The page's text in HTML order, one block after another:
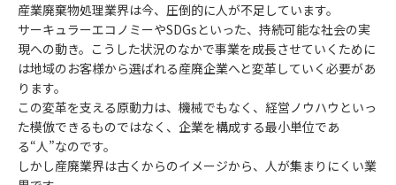
産業廃棄物処理業界は今、圧倒的に人が不足しています。
サーキュラーエコノミーやSDGsといった、持続可能な社会の実
現への動き。こうした状況のなかで事業を成長させていくために
は地域のお客様から選ばれる産廃企業へと変革していく必要があ
ります。
この変革を支える原動力は、機械でもなく、経営ノウハウといっ
た模倣できるものではなく、企業を構成する最小単位であ
る“人”なのです。
しかし産廃業界は古くからのイメージから、人が集まりにくい業